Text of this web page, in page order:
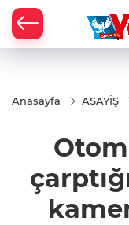
Anasayfa ASAYİŞ